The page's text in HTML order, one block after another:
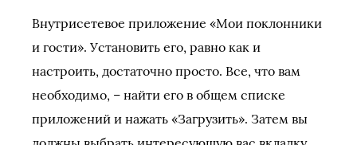
Внутрисетевое приложение «Мои поклонники
и гости». Установить его, равно как и
настроить, достаточно просто. Все, что вам
необходимо, – найти его в общем списке
приложений и нажать «Загрузить». Затем вы